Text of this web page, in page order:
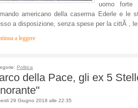
uomo forte
americano della caserma Ederle e le
a disposizione, senza spese per la cittÃ ,
a leggere
Politica
della Pace, gli ex 5
29 Giugno 2018 alle 22:35